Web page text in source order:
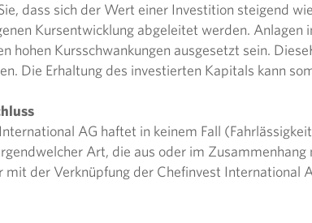
dass sich der Wert einer Investition steigend
Kursentwicklung abgeleitet werden.
hohen Kursschwankungen ausgesetzt sein.
Die Erhaltung des investierten Kapitals kann
AG haftet in keinem Fall
Art, die aus oder im
mit der Verknüpfung der Chefinvest